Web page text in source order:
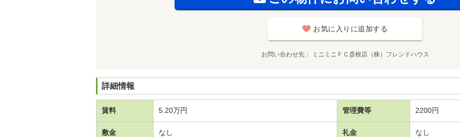
お気に入りに追加する
お問い合わせ先 ミニミニＦＣ彦根店（株）フレンドハウス
詳細情報
賃料 5.20万円 管理費等 2200円
敷金 なし 礼金 なし